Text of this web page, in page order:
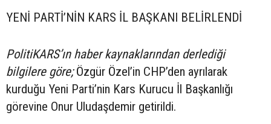
YENİ PARTİ’NİN KARS İL BAŞKANI BELİRLENDİ
PolitiKARS’ın haber kaynaklarından derlediği
bilgilere göre;Özgür Özel’in CHP’den ayrılarak
kurduğu Yeni Parti’nin Kars Kurucu İl Başkanlığı
görevine Onur Uludaşdemir getirildi.